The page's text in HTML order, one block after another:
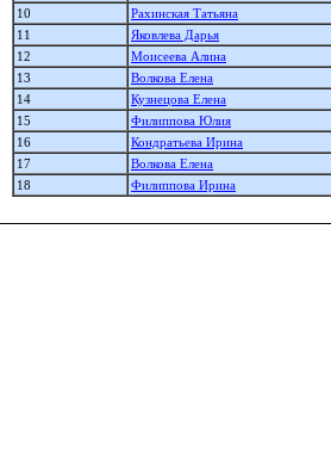
10
Рахинская Татьяна
11
Яковлева Дарья
12
Моисеева Алина
13
Волкова Елена
14
Кузнецова Елена
15
Филиппова Юлия
16
Кондратьева Ирина
17
Волкова Елена
18
Филиппова Ирина